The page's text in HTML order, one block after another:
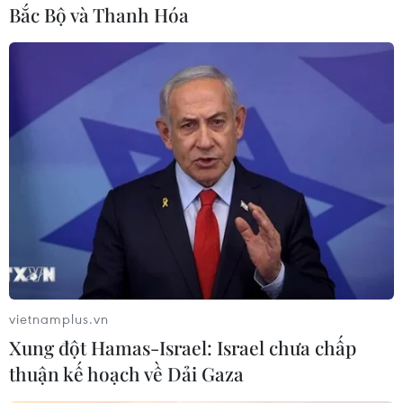
Cũng trong phiên này, giá càphê cũng bật tăng
trở lại do sự bùng phát bệnh dịchnấm tràn lan ở
Trung Mỹ. Giới chuyên gia dự đoán rằng trong
vụ thu hoạch càphênăm nay, khu vực này có thể
mất ít nhất 20% sản lưởng càphê và con số này
có giatăng trong niên vụ tới.
Đóng cửa phiên giao dịch 22/2, giá càphê
robusta (vối) giao tháng 5/2013 tại thịtrường
Anh tăng từ mức 2.055 USD/tấn của tuần trước
lên mức 2.090 USD/tấn.
Còn tại thị trường Mỹ, giá càphê arabica (chè)
giao cùng kỳ hạn cũng tiến từ mức140,50 xu
Mỹ/lb lên 143,15 xu/lb. Chuyên gia ngân hàng
Bắc Bộ và Thanh Hóa
vietnamplus.vn
Xung đột Hamas-Israel: Israel chưa chấp
thuận kế hoạch về Dải Gaza